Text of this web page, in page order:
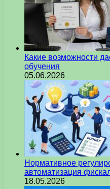
Какие возможности
обучения
05.06.2026
Нормативное
автоматизация
18.05.2026